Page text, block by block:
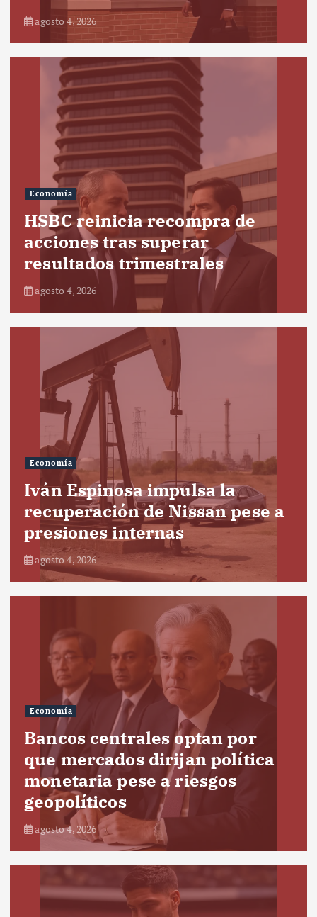
agosto 4, 2026
Economía
HSBC reinicia recompra de
acciones tras superar
resultados trimestrales
agosto 4, 2026
Economía
Iván Espinosa impulsa la
recuperación de Nissan pese a
presiones internas
agosto 4, 2026
Economía
Bancos centrales optan por
que mercados dirijan política
monetaria pese a riesgos
geopolíticos
agosto 4, 2026